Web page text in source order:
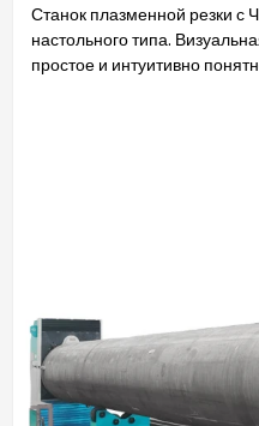
Станок плазменной резки с
настольного типа.
простое и интуитивно